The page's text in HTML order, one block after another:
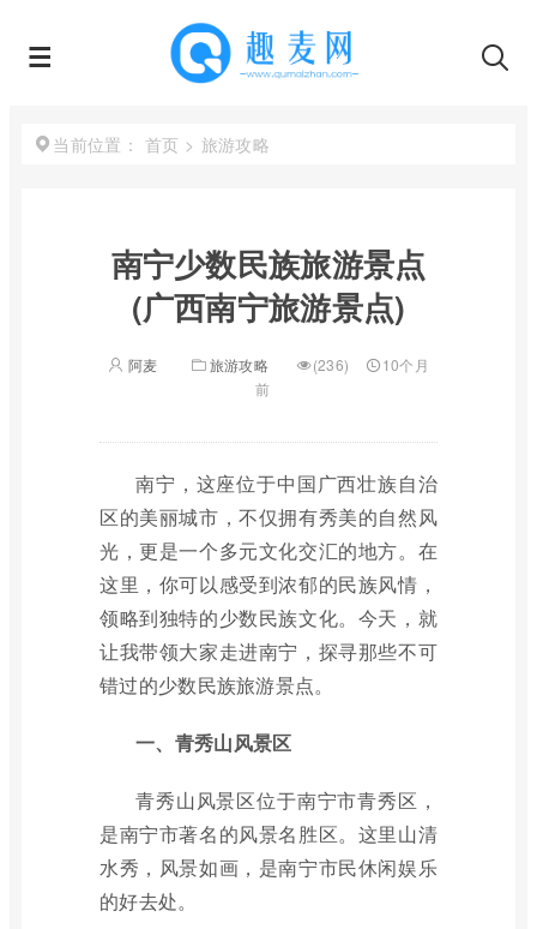
当前位置： 首页 > 旅游攻略
南宁少数民族旅游景点
(广西南宁旅游景点)
阿麦 旅游攻略 (236)
10个月
前
南宁，这座位于中国广西壮族自治
区的美丽城市，不仅拥有秀美的自然风
光，更是一个多元文化交汇的地方。在
这里，你可以感受到浓郁的民族风情，
领略到独特的少数民族文化。今天，就
让我带领大家走进南宁，探寻那些不可
错过的少数民族旅游景点。
一、青秀山风景区
青秀山风景区位于南宁市青秀区，
是南宁市著名的风景名胜区。这里山清
水秀，风景如画，是南宁市民休闲娱乐
的好去处。